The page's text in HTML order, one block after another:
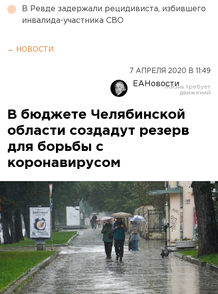
В Ревде задержали рецидивиста, избившего
инвалида-участника СВО
← НОВОСТИ
7 АПРЕЛЯ 2020 В 11:49
ЕАНовости
В бюджете Челябинской
области создадут резерв
для борьбы с
коронавирусом